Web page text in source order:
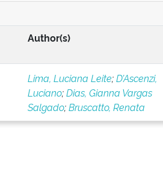
Author(s)
Lima, Luciana Leite;D’Ascenzi,
Luciano;Dias, Gianna Vargas
Salgado;Bruscatto, Renata